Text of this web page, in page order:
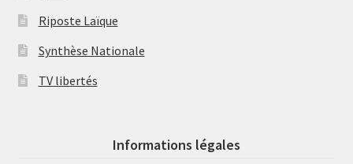
Riposte Laïque
Synthèse Nationale
TV libertés
Informations légales